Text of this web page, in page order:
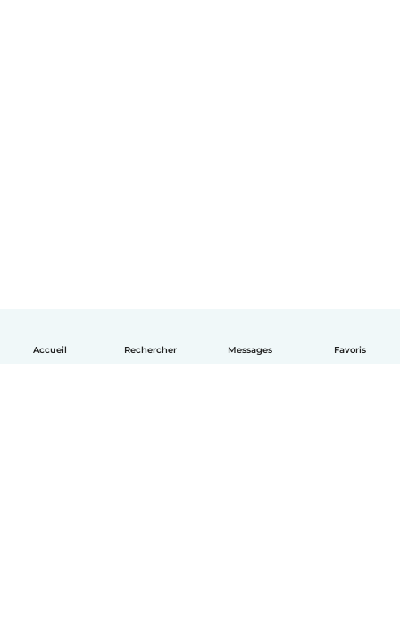
Accueil Rechercher Messages Favoris